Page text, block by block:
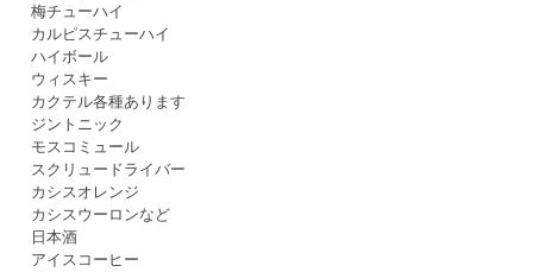
梅チューハイ
カルピスチューハイ
ハイボール
ウィスキー
カクテル各種あります
ジントニック
モスコミュール
スクリュードライバー
カシスオレンジ
カシスウーロンなど
日本酒
アイスコーヒー